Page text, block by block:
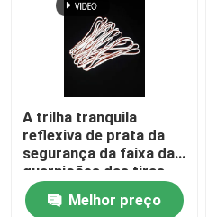
A trilha tranquila
reflexiva de prata da
segurança da faixa das
guarnições das tiras
arfa 50 medidores 100
medidoresMelhor preço